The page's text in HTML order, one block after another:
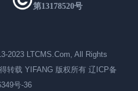
第13178520号
2023 LTCMS.Com, All Rights
转载 YIFANG 版权所有 辽ICP备
号-36